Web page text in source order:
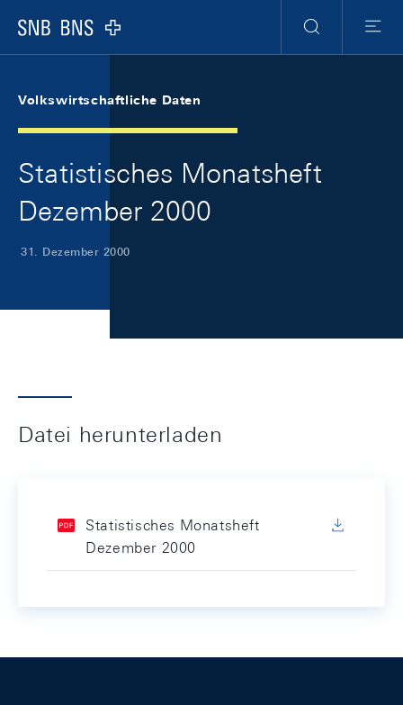
Logo
Suche
Menu
Volkswirtschaftliche Daten
Statistisches Monatsheft
Dezember 2000
31. Dezember 2000
Datei herunterladen
Statistisches Monatsheft
Dezember 2000